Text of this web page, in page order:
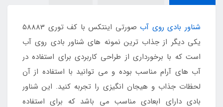
شناور بادی روی آب
صورتی اینتکس با کف توری 58883
یکی دیگر از جذاب ترین نمونه های شناور بادی روی آب
است که با برخورداری از طراحی کاربردی برای استفاده در
آب های آرام مناسب بوده و می توانید با استفاده از آن
لحظات جذاب و هیجان انگیزی را تجربه کنید. این شناور
بادی دارای ابعادی مناسب می باشد که برای استفاده